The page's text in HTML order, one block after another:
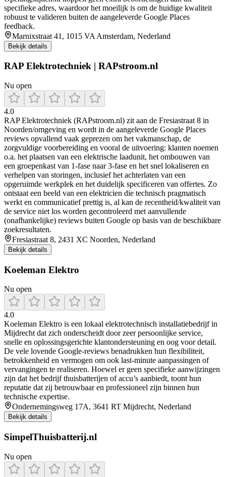
specifieke adres, waardoor het moeilijk is om de huidige kwaliteit
robuust te valideren buiten de aangeleverde Google Places
feedback.
Marnixstraat 41, 1015 VA Amsterdam, Nederland
Bekijk details
RAP Elektrotechniek | RAPstroom.nl
Nu open
4.0
RAP Elektrotechniek (RAPstroom.nl) zit aan de Fresiastraat 8 in
Noorden/omgeving en wordt in de aangeleverde Google Places
reviews opvallend vaak geprezen om het vakmanschap, de
zorgvuldige voorbereiding en vooral de uitvoering: klanten noemen
o.a. het plaatsen van een elektrische laadunit, het ombouwen van
een groepenkast van 1-fase naar 3-fase en het snel lokaliseren en
verhelpen van storingen, inclusief het achterlaten van een
opgeruimde werkplek en het duidelijk specificeren van offertes. Zo
ontstaat een beeld van een elektricien die technisch pragmatisch
werkt en communicatief prettig is, al kan de recentheid/kwaliteit van
de service niet los worden gecontroleerd met aanvullende
(onafhankelijke) reviews buiten Google op basis van de beschikbare
zoekresultaten.
Fresiastraat 8, 2431 XC Noorden, Nederland
Bekijk details
Koeleman Elektro
Nu open
4.0
Koeleman Elektro is een lokaal elektrotechnisch installatiebedrijf in
Mijdrecht dat zich onderscheidt door zeer persoonlijke service,
snelle en oplossingsgerichte klantondersteuning en oog voor detail.
De vele lovende Google-reviews benadrukken hun flexibiliteit,
betrokkenheid en vermogen om ook last-minute aanpassingen of
vervangingen te realiseren. Hoewel er geen specifieke aanwijzingen
zijn dat het bedrijf thuisbatterijen of accu’s aanbiedt, toont hun
reputatie dat zij betrouwbaar en professioneel zijn binnen hun
technische expertise.
Ondernemingsweg 17A, 3641 RT Mijdrecht, Nederland
Bekijk details
SimpelThuisbatterij.nl
Nu open